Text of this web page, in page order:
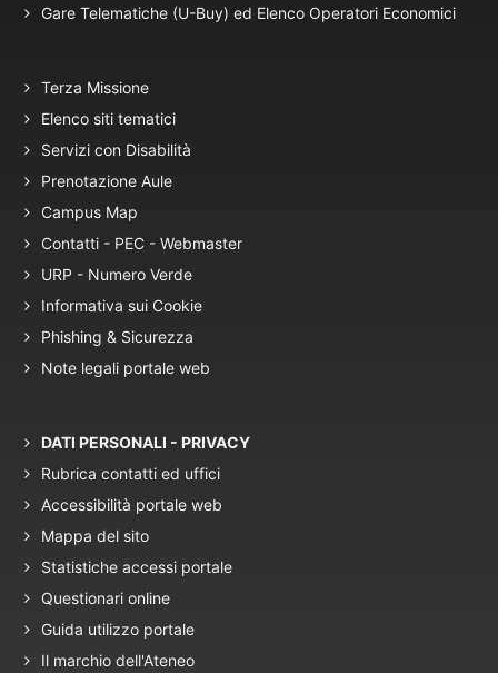
Gare Telematiche (U-Buy) ed Elenco Operatori Economici
Terza Missione
Elenco siti tematici
Servizi con Disabilità
Prenotazione Aule
Campus Map
Contatti - PEC - Webmaster
URP - Numero Verde
Informativa sui Cookie
Phishing & Sicurezza
Note legali portale web
DATI PERSONALI - PRIVACY
Rubrica contatti ed uffici
Accessibilità portale web
Mappa del sito
Statistiche accessi portale
Questionari online
Guida utilizzo portale
Il marchio dell'Ateneo